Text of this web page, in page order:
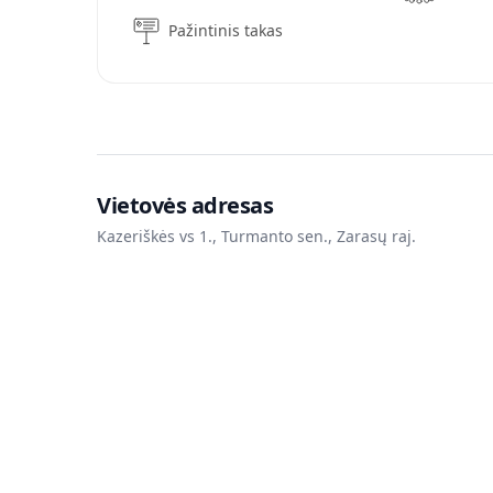
Pažintinis takas
Vietovės adresas
Kazeriškės vs 1., Turmanto sen., Zarasų raj.